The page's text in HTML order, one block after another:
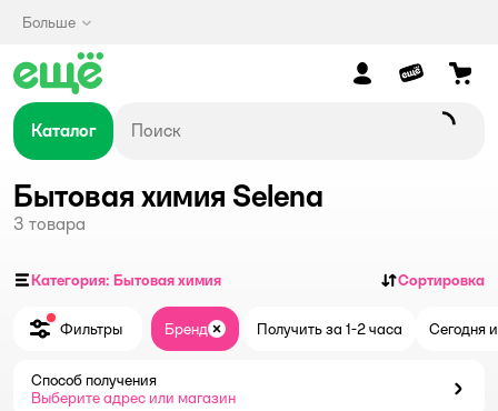
Больше
Каталог
Бытовая химия Selena
3 товара
Категория: Бытовая химия Сортировка
Фильтры Бренд ЗакрытьПолучить за 1-2 часа Сегодня
Способ получения
Выберите адрес или магазин